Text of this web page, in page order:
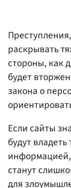
раскрывать
стороны, как
будет
закона о
Если сайты
будут
станут
для